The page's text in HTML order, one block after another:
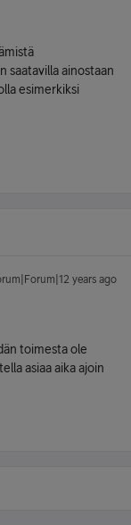
saatavilla ainostaan
esimerkiksi
years ago
toimesta ole
asiaa aika ajoin